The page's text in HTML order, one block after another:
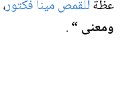
عظةللقمص مينا فكتور،
ومعنى “.